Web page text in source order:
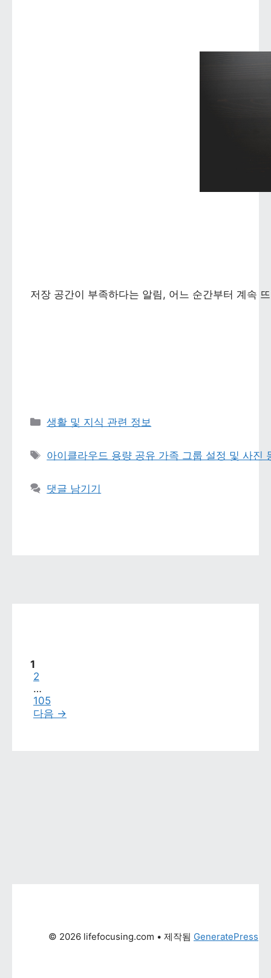
저장 공간이 부족하다는 알림, 어느 순간부터 계속
카테고리
생활 및 지식 관련 정보
태그
아이클라우드 용량 공유 가족 그룹 설정 및 사진
댓글 남기기
페이지
1
페이지
2
…
페이지
105
다음 →
© 2026 lifefocusing.com • 제작됨 GeneratePress